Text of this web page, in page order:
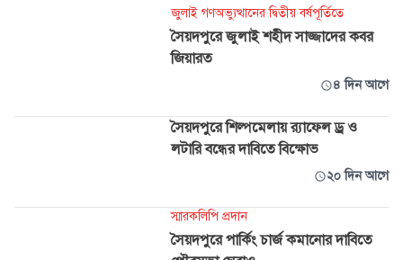
জুলাই গণঅভ্যুত্থানের দ্বিতীয় বর্ষপূর্তিতে
সৈয়দপুরে জুলাই শহীদ সাজ্জাদের কবর
জিয়ারত
৪ দিন আগে
সৈয়দপুরে শিল্পমেলায় র‍্যাফেল ড্র ও
লটারি বন্ধের দাবিতে বিক্ষোভ
২০ দিন আগে
স্মারকলিপি প্রদান
সৈয়দপুরে পার্কিং চার্জ কমানোর দাবিতে